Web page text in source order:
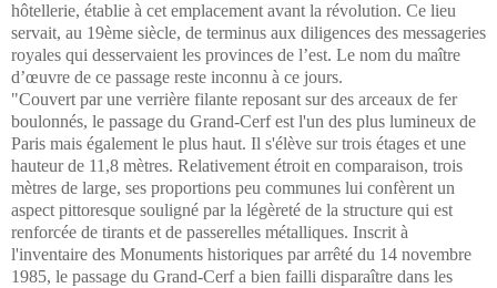
hôtellerie, établie à cet emplacement avant la révolution. Ce lieu
servait, au 19ème siècle, de terminus aux diligences des messageries
royales qui desservaient les provinces de l’est. Le nom du maître
d’œuvre de ce passage reste inconnu à ce jours.
"Couvert par une verrière filante reposant sur des arceaux de fer
boulonnés, le passage du Grand-Cerf est l'un des plus lumineux de
Paris mais également le plus haut. Il s'élève sur trois étages et une
hauteur de 11,8 mètres. Relativement étroit en comparaison, trois
mètres de large, ses proportions peu communes lui confèrent un
aspect pittoresque souligné par la légèreté de la structure qui est
renforcée de tirants et de passerelles métalliques. Inscrit à
l'inventaire des Monuments historiques par arrêté du 14 novembre
1985, le passage du Grand-Cerf a bien failli disparaître dans les